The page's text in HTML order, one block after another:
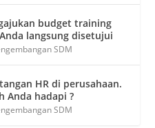
budget training
langsung disetujui
SDM
HR di perusahaan.
Anda hadapi ?
SDM